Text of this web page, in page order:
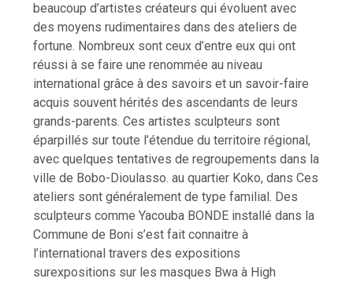
beaucoup d’artistes créateurs qui évoluent avec
des moyens rudimentaires dans des ateliers de
fortune. Nombreux sont ceux d’entre eux qui ont
réussi à se faire une renommée au niveau
international grâce à des savoirs et un savoir-faire
acquis souvent hérités des ascendants de leurs
grands-parents. Ces artistes sculpteurs sont
éparpillés sur toute l’étendue du territoire régional,
avec quelques tentatives de regroupements dans la
ville de Bobo-Dioulasso. au quartier Koko, dans Ces
ateliers sont généralement de type familial. Des
sculpteurs comme Yacouba BONDE installé dans la
Commune de Boni s’est fait connaitre à
l’international travers des expositions
surexpositions sur les masques Bwa à High